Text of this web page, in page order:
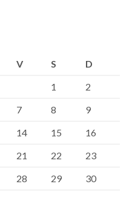
V S
D
1
2
7 8
9
14 15
16
21 22
23
28 29
30